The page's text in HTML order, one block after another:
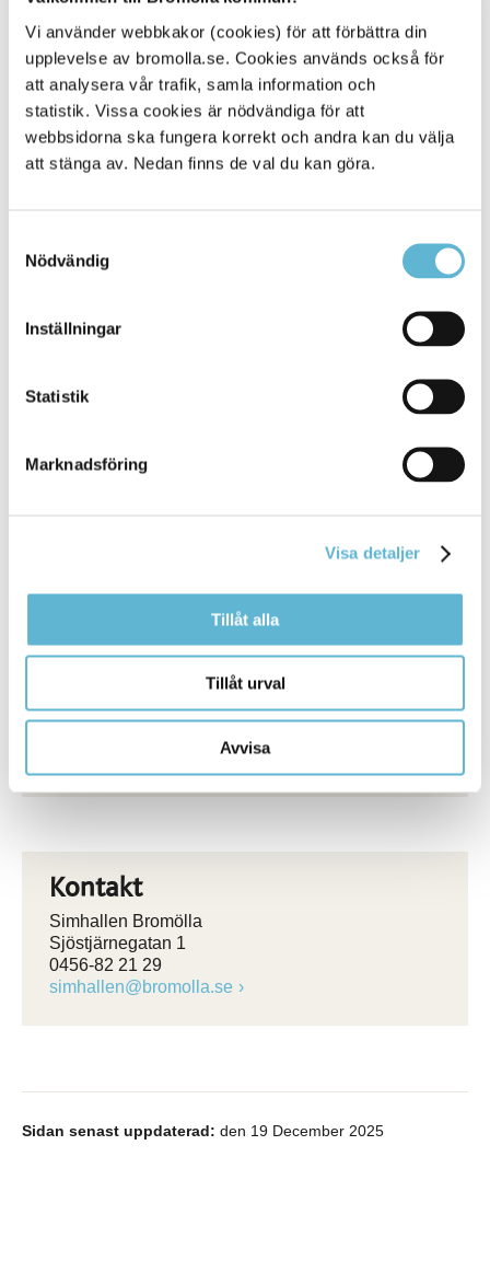
Vi använder webbkakor (cookies) för att förbättra din
upplevelse av bromolla.se. Cookies används också för
att analysera vår trafik, samla information och
statistik. Vissa cookies är nödvändiga för att
webbsidorna ska fungera korrekt och andra kan du välja
att stänga av. Nedan finns de val du kan göra.
Nödvändig
Inställningar
Statistik
Marknadsföring
Visa detaljer
Tillåt alla
Tillåt urval
Avvisa
I vår infrabastu finns plats för 11 personer, män och
kvinnor sitter tillsammans. Vi rekommenderar att du sitter i
Du måste ha fyllt 16 år för att besöka infrabastun.
Ångbastu
Upplev en fuktig tropisk djungelkänsla i vår ångbastu som
grader med en luftfuktighet på 100 % som gör att det
känns mycket varmare. Vi har olika aromdofter under året.
de hjälper mot innan du går in i ångbastun.
vatten eller tillför fukt. Temperaturen ligger på cirka 80
Relaterad information
Kontakt
Simhallen Bromölla
Sjöstjärnegatan 1
0456-82 21 29
simhallen@bromolla.se
Sidan senast uppdaterad: den 19 December 2025